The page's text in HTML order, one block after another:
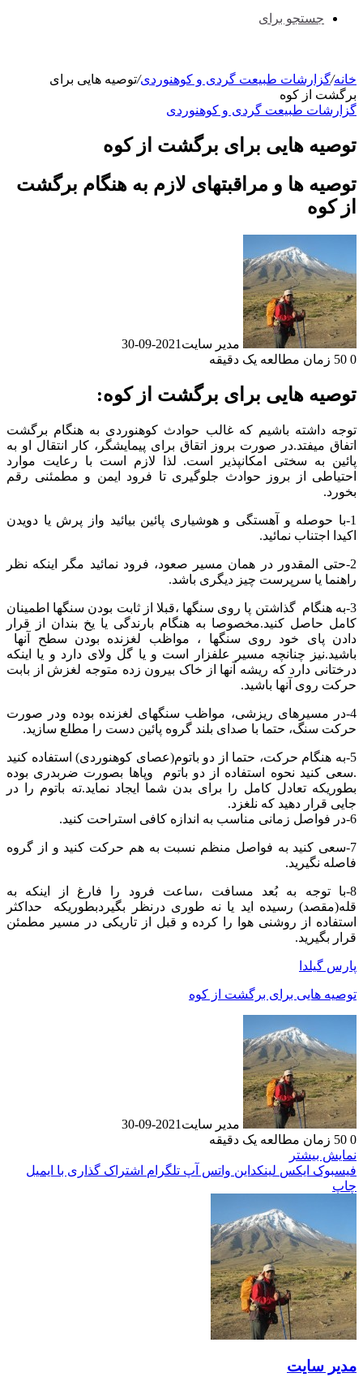
جستجو برای
خانه/گزارشات طبیعت گردی و کوهنوردی/توصیه هایی برای
برگشت از کوه
گزارشات طبیعت گردی و کوهنوردی
توصیه هایی برای برگشت از کوه
توصیه ها و مراقبتهای لازم به هنگام برگشت
از کوه
مدیر سایت 2021-09-30
0
زمان مطالعه یک دقیقه
توصیه هایی برای برگشت از کوه:
توجه داشته باشیم که غالب حوادث کوهنوردی به هنگام برگشت
اتفاق میفتد.در صورت بروز اتقاق برای پیمایشگر، کار انتقال او به
پائین به سختی امکانپذیر است. لذا لازم است با رعایت موارد
احتیاطی از بروز حوادث جلوگیری تا فرود ایمن و مطمئنی رقم
بخورد.
1-با حوصله و آهستگی و هوشیاری پائین بیائید واز پرش یا دویدن
اکیدا اجتناب نمائید.
2-حتی المقدور در همان مسیر صعود، فرود نمائید مگر اینکه نظر
راهنما یا سرپرست چیز دیگری باشد.
3-به هنگام گذاشتن پا روی سنگها ،قبلا از ثابت بودن سنگها اطمینان
کامل حاصل کنید.مخصوصا به هنگام بارندگی یا یخ بندان از قرار
دادن پای خود روی سنگها ، مواظب لغزنده بودن سطح آنها
باشید.نیز چنانچه مسیر علفزار است و یا گل ولای دارد و یا اینکه
درختانی دارد که ریشه آنها از خاک بیرون زده متوجه لغزش از بابت
حرکت روی آنها باشید.
4-در مسیرهای ریزشی، مواظب سنگهای لغزنده بوده ودر صورت
حرکت سنگ، حتما با صدای بلند گروه پائین دست را مطلع سازید.
5-به هنگام حرکت، حتما از دو باتوم(عصای کوهنوردی) استفاده کنید
.سعی کنید نحوه استفاده از دو باتوم وپاها بصورت ضربدری بوده
بطوریکه تعادل کامل را برای بدن شما ایجاد نماید.ته باتوم را در
جایی قرار دهید که نلغزد.
6-در فواصل زمانی مناسب به اندازه کافی استراحت کنید.
7-سعی کنید به فواصل منظم نسبت به هم حرکت کنید و از گروه
فاصله نگیرید.
8-با توجه به بُعد مسافت ،ساعت فرود را فارغ از اینکه به
قله(مقصد) رسیده اید یا نه طوری درنظر بگیردبطوریکه حداکثر
استفاده از روشنی هوا را کرده و قبل از تاریکی در مسیر مطمئن
قرار بگیرید.
پارس گیلدا
توصیه هایی برای برگشت از کوه
مدیر سایت 2021-09-30
0
زمان مطالعه یک دقیقه
نمایش بیشتر
فیسبوک ایکس لینکداین واتس آپ تلگرام اشتراک گذاری با ایمیل
چاپ
مدیر سایت